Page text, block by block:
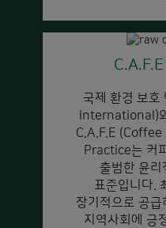
국제 환경 보
International)
C.A.F.E
Practice는 커
출범한 윤리
표준입니다.
장기적으로 공급
지역사회에 긍